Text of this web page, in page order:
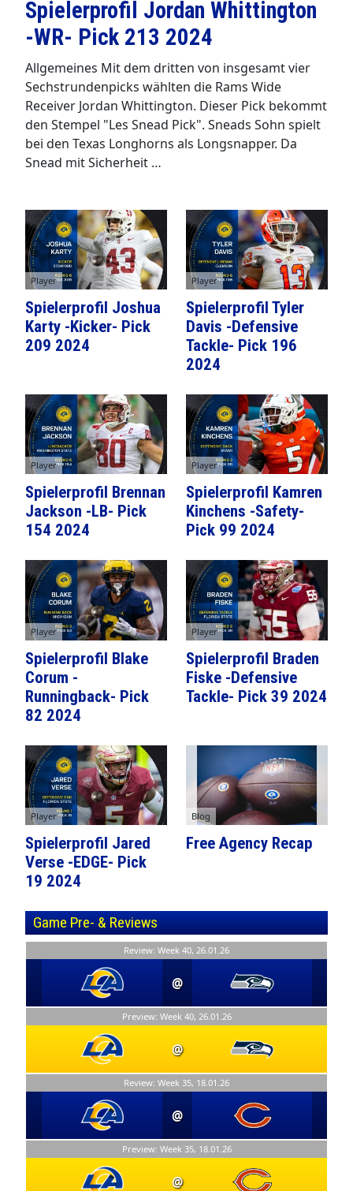
Spielerprofil Jordan Whittington
-WR- Pick 213 2024
Allgemeines Mit dem dritten von insgesamt vier
Sechstrundenpicks wählten die Rams Wide
Receiver Jordan Whittington. Dieser Pick bekommt
den Stempel "Les Snead Pick". Sneads Sohn spielt
bei den Texas Longhorns als Longsnapper. Da
Snead mit Sicherheit …
Player
Spielerprofil Joshua
Karty -Kicker- Pick
209 2024
Player
Spielerprofil Tyler
Davis -Defensive
Tackle- Pick 196
2024
Player
Spielerprofil Brennan
Jackson -LB- Pick
154 2024
Player
Spielerprofil Kamren
Kinchens -Safety-
Pick 99 2024
Player
Spielerprofil Blake
Corum -
Runningback- Pick
82 2024
Player
Spielerprofil Braden
Fiske -Defensive
Tackle- Pick 39 2024
Player
Spielerprofil Jared
Verse -EDGE- Pick
19 2024
Blog
Free Agency Recap
Game Pre- & Reviews
Review: Week 40, 26.01.26
@
Preview: Week 40, 26.01.26
@
Review: Week 35, 18.01.26
@
Preview: Week 35, 18.01.26
@